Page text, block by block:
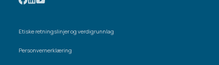
Etiske retningslinjer og verdigrunnlag
Personvernerklæring